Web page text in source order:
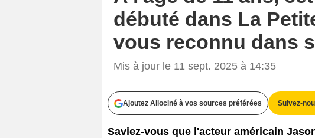
débuté dans La
vous reconnu dans
Mis à jour le 11 sept. 2025 à 14:35
Ajoutez Allociné à vos sources préférées Suivez-
Saviez-vous que l'acteur américain